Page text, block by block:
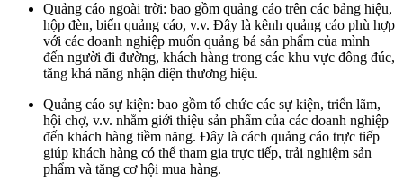
Quảng cáo ngoài trời: bao gồm quảng cáo trên các bảng hiệu,
hộp đèn, biển quảng cáo, v.v. Đây là kênh quảng cáo phù hợp
với các doanh nghiệp muốn quảng bá sản phẩm của mình
đến người đi đường, khách hàng trong các khu vực đông đúc,
tăng khả năng nhận diện thương hiệu.
Quảng cáo sự kiện: bao gồm tổ chức các sự kiện, triển lãm,
hội chợ, v.v. nhằm giới thiệu sản phẩm của các doanh nghiệp
đến khách hàng tiềm năng. Đây là cách quảng cáo trực tiếp
giúp khách hàng có thể tham gia trực tiếp, trải nghiệm sản
phẩm và tăng cơ hội mua hàng.